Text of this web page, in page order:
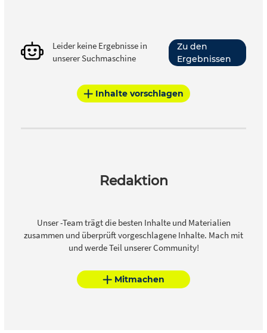
Leider keine Ergebnisse in
unserer Suchmaschine
Zu den
Ergebnissen
Inhalte vorschlagen
Redaktion
Unser -Team trägt die besten Inhalte und Materialien
zusammen und überprüft vorgeschlagene Inhalte. Mach mit
und werde Teil unserer Community!
Mitmachen